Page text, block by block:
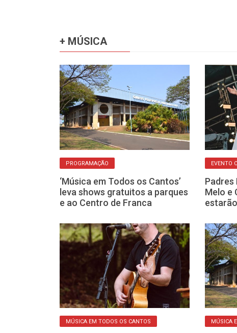
+ MÚSICA
PROGRAMAÇÃO
‘Música em Todos os Cantos’
leva shows gratuitos a parques
e ao Centro de Franca
EVENTO
Padres
Melo e
MÚSICA EM TODOS OS CANTOS MÚSICA